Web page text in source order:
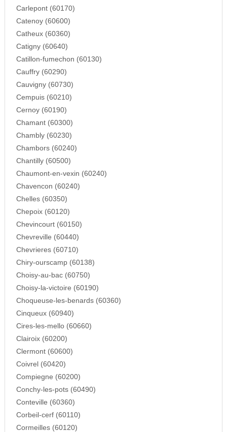
Carlepont (60170)
Catenoy (60600)
Catheux (60360)
Catigny (60640)
Catillon-fumechon (60130)
Cauffry (60290)
Cauvigny (60730)
Cempuis (60210)
Cernoy (60190)
Chamant (60300)
Chambly (60230)
Chambors (60240)
Chantilly (60500)
Chaumont-en-vexin (60240)
Chavencon (60240)
Chelles (60350)
Chepoix (60120)
Chevincourt (60150)
Chevreville (60440)
Chevrieres (60710)
Chiry-ourscamp (60138)
Choisy-au-bac (60750)
Choisy-la-victoire (60190)
Choqueuse-les-benards (60360)
Cinqueux (60940)
Cires-les-mello (60660)
Clairoix (60200)
Clermont (60600)
Coivrel (60420)
Compiegne (60200)
Conchy-les-pots (60490)
Conteville (60360)
Corbeil-cerf (60110)
Cormeilles (60120)